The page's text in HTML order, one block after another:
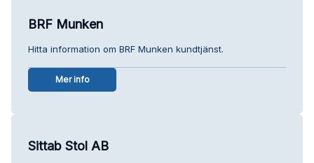
BRF Munken
Hitta information om BRF Munken kundtjänst.
Mer info
Sittab Stol AB